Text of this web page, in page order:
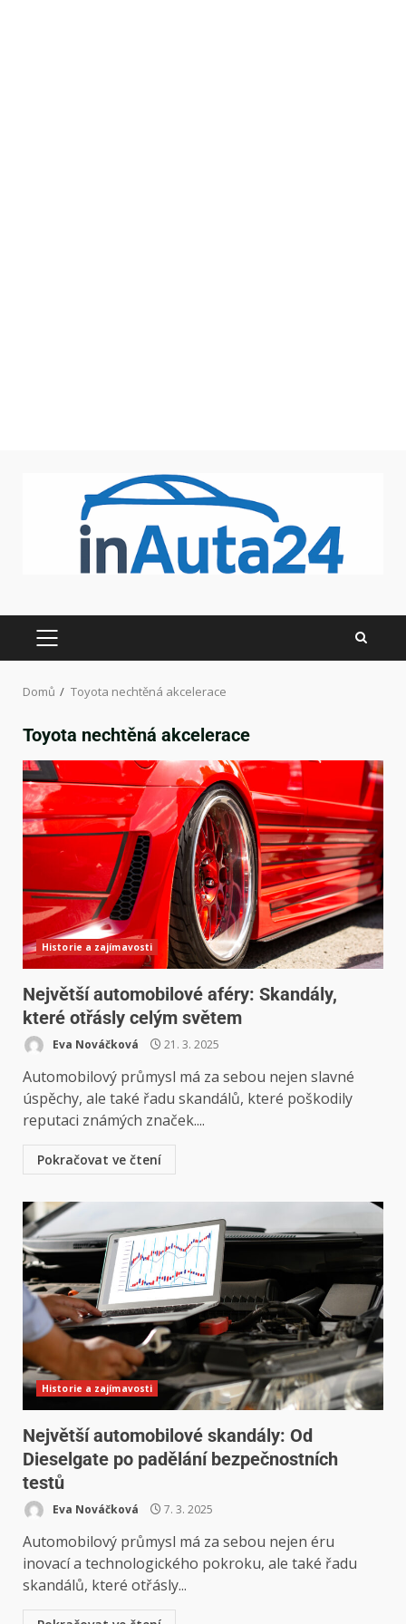
Domů Toyota nechtěná akcelerace
Toyota nechtěná akcelerace
Historie a zajímavosti
Největší automobilové aféry: Skandály,
které otřásly celým světem
Eva Nováčková 21. 3. 2025
Automobilový průmysl má za sebou nejen slavné
úspěchy, ale také řadu skandálů, které poškodily
reputaci známých značek....
Pokračovat ve čtení
Historie a zajímavosti
Největší automobilové skandály: Od
Dieselgate po padělání bezpečnostních
testů
Eva Nováčková 7. 3. 2025
Automobilový průmysl má za sebou nejen éru
inovací a technologického pokroku, ale také řadu
skandálů, které otřásly...